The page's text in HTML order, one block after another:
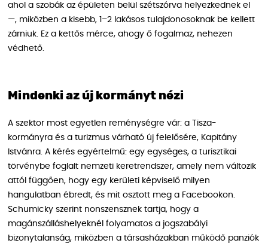
ahol a szobák az épületen belül szétszórva helyezkednek el
—, miközben a kisebb, 1–2 lakásos tulajdonosoknak be kellett
zárniuk. Ez a kettős mérce, ahogy ő fogalmaz, nehezen
védhető.
Mindenki az új kormányt nézi
A szektor most egyetlen reménységre vár: a Tisza-
kormányra és a turizmus várható új felelősére, Kapitány
Istvánra. A kérés egyértelmű: egy egységes, a turisztikai
törvénybe foglalt nemzeti keretrendszer, amely nem változik
attól függően, hogy egy kerületi képviselő milyen
hangulatban ébredt, és mit osztott meg a Facebookon.
Schumicky szerint nonszensznek tartja, hogy a
magánszálláshelyeknél folyamatos a jogszabályi
bizonytalanság, miközben a társasházakban működő panziók